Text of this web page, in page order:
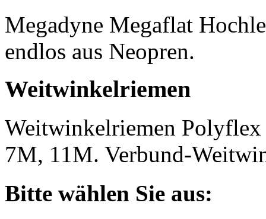
Megadyne Megaflat
endlos aus Neopren.
Weitwinkelriemen
Weitwinkelriemen
7M, 11M. Verbund-
Bitte wählen Sie aus: